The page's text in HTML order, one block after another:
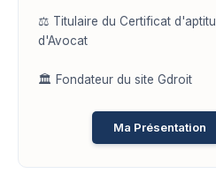
⚖️ Titulaire du Certificat
d'Avocat
🏛️ Fondateur du site Gdroit
Ma Présentation